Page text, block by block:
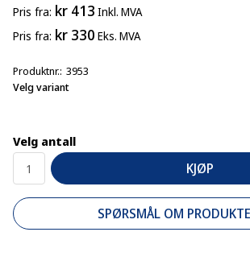
Pris fra kr 413 Inkl. MVA
Pris fra kr 330 Eks. MVA
Produktnr. 3953
Velg variant
Velg antall
KJØP
SPØRSMÅL OM